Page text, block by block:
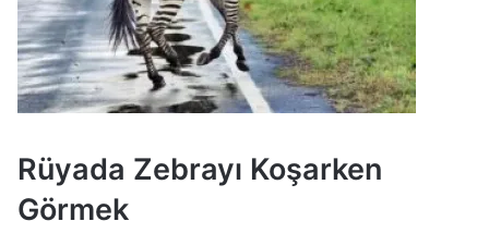
Rüyada Zebrayı Koşarken
Görmek